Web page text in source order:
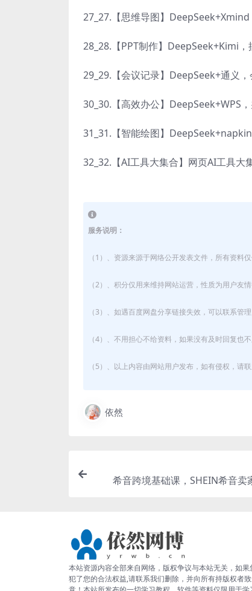
27_27.【思维导图】
28_28.【PPT制作】DeepSeek+Kimi，
29_29.【会议记录】DeepSeek+通义
30_30.【高效办公】DeepSeek+WPS
31_31.【智能绘图】
32_32.【AI工具大集合】网页AI工具大
服务说明：
（1）、资源来源于网络公开发表文件，所有资料
（2）、积分仅用来维持网站运营，性质为用户友
（3）、如遇百度网盘分享链接失效，可以联系管
（4）、不用担心不给资料，如果没有及时回复也
（5）、以上内容由网站用户发布，如有侵权，
依然
希音跨境基础课，SHEIN希音卖
本站资源内容全部来自网络，版权争议与本站无关，如果
犯了您的合法权益,请联系我们删除，并向所有持版权者